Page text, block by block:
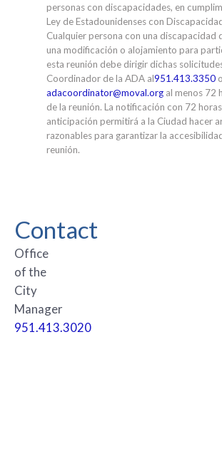
personas con discapacidades, en
Ley de Estadounidenses con
Cualquier persona con una discapacidad
una modificación o alojamiento para
esta reunión debe dirigir dichas
Coordinador de la ADA al951.413.3350 o
adacoordinator@moval.org al menos 72
de la reunión. La notificación con 72
anticipación permitirá a la Ciudad hacer
razonables para garantizar la
reunión.
Contact
Office
of the
City
Manager
951.413.3020